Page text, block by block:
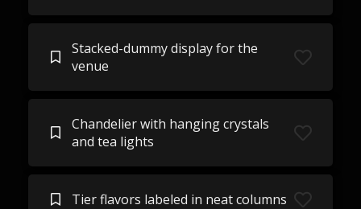
Stacked-dummy display for the
venue
Chandelier with hanging crystals
and tea lights
Tier flavors labeled in neat columns